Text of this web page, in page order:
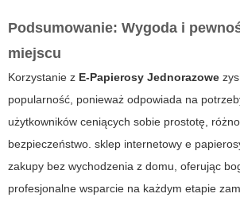
Podsumowanie: Wygoda i
miejscu
Korzystanie z E-Papierosy Jednorazowe
popularność, ponieważ odpowiada na
użytkowników ceniących sobie prostotę,
bezpieczeństwo. sklep internetowy e
zakupy bez wychodzenia z domu, oferując
profesjonalne wsparcie na każdym etapie